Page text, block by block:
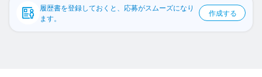
WEB履歴書
スカウト・メルマガ受信設定
履歴書を登録しておくと、応募がスムーズになり
ます。
作成する